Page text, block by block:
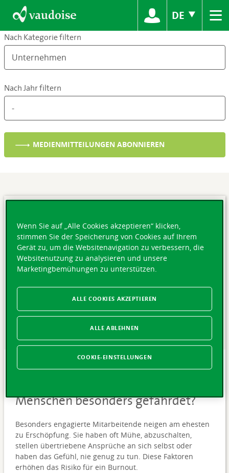
DE ≡
Nach Kategorie filtern
Nach Jahr filtern
MEDIENMITTEILUNGEN ABONNIEREN
MITTWOCH 05 AUGUST 2026
Menschen besonders gefährdet?
Besonders engagierte Mitarbeitende neigen am ehesten
zu Erschöpfung. Sie haben oft Mühe, abzuschalten,
stellen übertriebene Ansprüche an sich selbst oder
haben das Gefühl, nie genug zu tun. Diese Faktoren
erhöhen das Risiko für ein Burnout.
Wenn Sie auf „Alle Cookies akzeptieren“ klicken,
stimmen Sie der Speicherung von Cookies auf Ihrem
Gerät zu, um die Websitenavigation zu verbessern, die
Websitenutzung zu analysieren und unsere
Marketingbemühungen zu unterstützen.
ALLE ABLEHNEN
ALLE COOKIES AKZEPTIEREN
COOKIE-EINSTELLUNGEN